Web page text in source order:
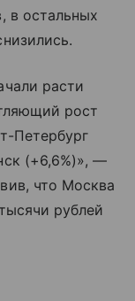
в остальных
расти
рост
Петербург
(+6,6%)», —
что Москва
рублей